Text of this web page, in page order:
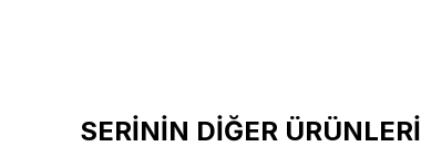
SERİNİN DİĞER ÜRÜNLERİ